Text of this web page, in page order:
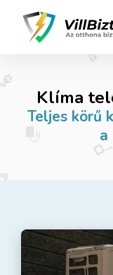
Klíma
Teljes körű
a